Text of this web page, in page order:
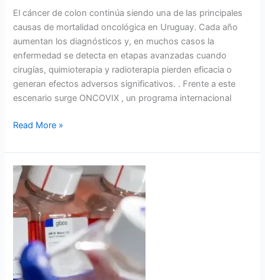
El cáncer de colon continúa siendo una de las principales
causas de mortalidad oncológica en Uruguay. Cada año
aumentan los diagnósticos y, en muchos casos la
enfermedad se detecta en etapas avanzadas cuando
cirugías, quimioterapia y radioterapia pierden eficacia o
generan efectos adversos significativos. . Frente a este
escenario surge ONCOVIX , un programa internacional
Read More »
Tratamiento
para
el
cáncer
colon
en
México